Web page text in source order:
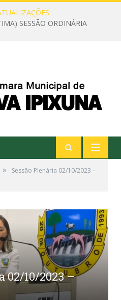
SESSÃO ORDINÁRIA
»
Sessão Plenária 02/10/2023 –
02/10/2023 –